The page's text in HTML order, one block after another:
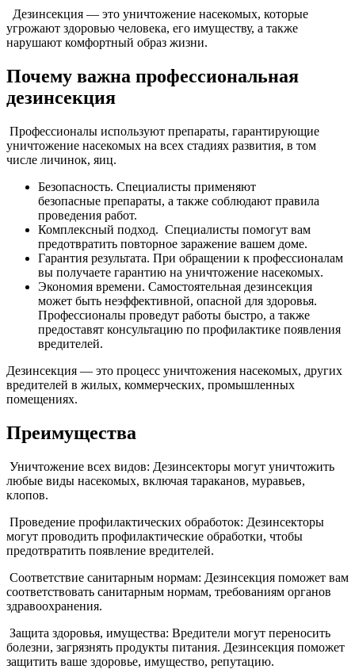
Дезинсекция — это уничтожение насекомых, которые
угрожают здоровью человека, его имуществу, а также
нарушают комфортный образ жизни.
Почему важна профессиональная
дезинсекция
Профессионалы используют препараты, гарантирующие
уничтожение насекомых на всех стадиях развития, в том
числе личинок, яиц.
Безопасность. Специалисты применяют
безопасные препараты, а также соблюдают правила
проведения работ.
Комплексный подход. Специалисты помогут вам
предотвратить повторное заражение вашем доме.
Гарантия результата. При обращении к профессионалам
вы получаете гарантию на уничтожение насекомых.
Экономия времени. Самостоятельная дезинсекция
может быть неэффективной, опасной для здоровья.
Профессионалы проведут работы быстро, а также
предоставят консультацию по профилактике появления
вредителей.
Дезинсекция — это процесс уничтожения насекомых, других
вредителей в жилых, коммерческих, промышленных
помещениях.
Преимущества
Уничтожение всех видов: Дезинсекторы могут уничтожить
любые виды насекомых, включая тараканов, муравьев,
клопов.
Проведение профилактических обработок: Дезинсекторы
могут проводить профилактические обработки, чтобы
предотвратить появление вредителей.
Соответствие санитарным нормам: Дезинсекция поможет вам
соответствовать санитарным нормам, требованиям органов
здравоохранения.
Защита здоровья, имущества: Вредители могут переносить
болезни, загрязнять продукты питания. Дезинсекция поможет
защитить ваше здоровье, имущество, репутацию.